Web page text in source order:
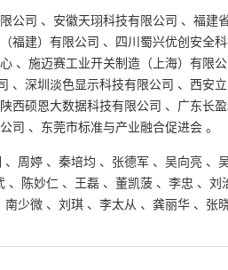
公司 、 安徽天珝科技有限公司 、 福建
福建）有限公司 、 四川蜀兴优创安全
、 施迈赛工业开关制造（上海）有限公
、 深圳淡色显示科技有限公司 、 西安
陕西硕恩大数据科技有限公司 、 广东长
司 、 东莞市标准与产业融合促进会 。
、 周婷 、 秦培均 、 张德军 、 吴向亮 、
、 陈妙仁 、 王磊 、 董凯菠 、 李忠 、 刘
南少微 、 刘琪 、 李太从 、 龚丽华 、 张